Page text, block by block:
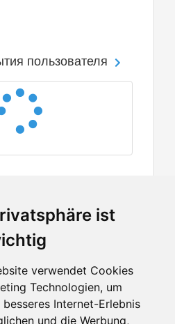
ist
verwendet Cookies
Technologien, um
besseres Internet-Erlebnis
und die Werbung,
пользователя